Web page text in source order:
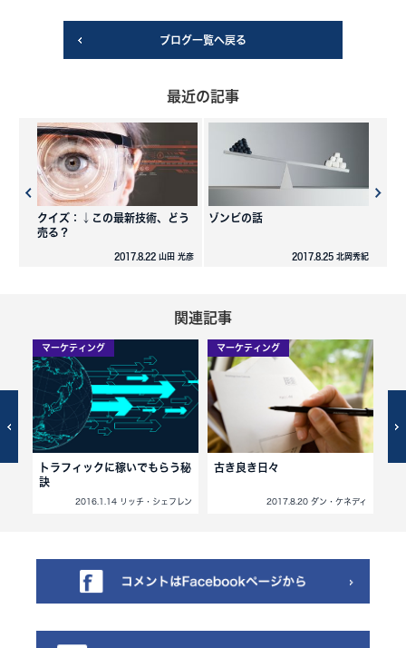
ブログ一覧へ戻る
最近の記事
クイズ：↓この最新技術、どう
売る？
2017.8.22 山田 光彦
ゾンビの話
2017.8.25 北岡秀紀
関連記事
マーケティング
トラフィックに稼いでもらう秘
訣
2016.1.14 リッチ・シェフレン
マーケティング
古き良き日々
2017.8.20 ダン・ケネディ